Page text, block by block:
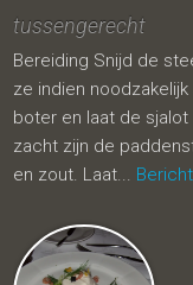
tussengerecht
Bereiding Snijd de
ze indien
boter en laat de sjalot
zacht zijn de
en zout. Laat...